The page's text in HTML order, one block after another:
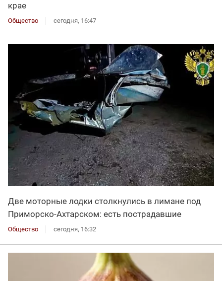
крае
Общество сегодня, 16:47
Две моторные лодки столкнулись в лимане под
Приморско-Ахтарском: есть пострадавшие
Общество сегодня, 16:32